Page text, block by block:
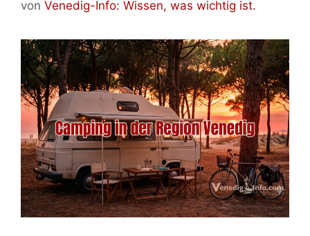
von Venedig-Info: Wissen, was wichtig ist.